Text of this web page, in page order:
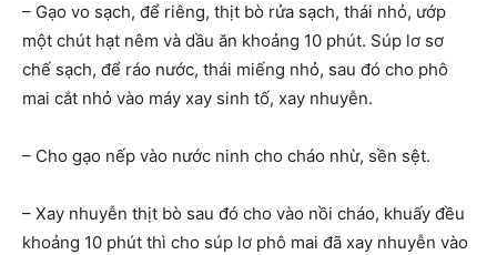
– Gạo vo sạch, để riêng, thịt bò rửa sạch, thái nhỏ, ướp
một chút hạt nêm và dầu ăn khoảng 10 phút. Súp lơ sơ
chế sạch, để ráo nước, thái miếng nhỏ, sau đó cho phô
mai cắt nhỏ vào máy xay sinh tố, xay nhuyễn.
– Cho gạo nếp vào nước ninh cho cháo nhừ, sền sệt.
– Xay nhuyễn thịt bò sau đó cho vào nồi cháo, khuấy đều
khoảng 10 phút thì cho súp lơ phô mai đã xay nhuyễn vào